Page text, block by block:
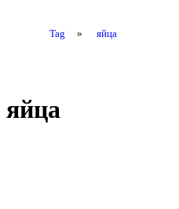
Tag » яйца
яйца